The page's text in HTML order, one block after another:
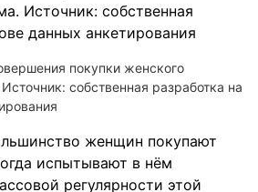
покупки женского
собственная разработка на
женщин покупают
испытывают в нём
регулярности этой